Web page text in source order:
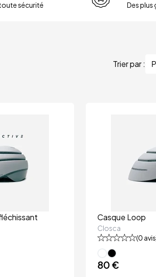
sécurité Des plus
Trier par :
Casque Loop
Closca
(0
80 €